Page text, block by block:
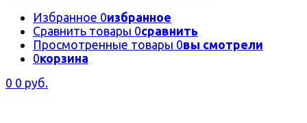
Избранное 0избранное
Сравнить товары 0сравнить
Просмотренные товары 0вы смотрели
0корзина
0 0 руб.